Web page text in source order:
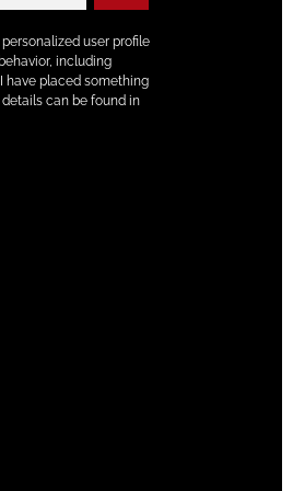
user profile
including
have placed something
can be found in